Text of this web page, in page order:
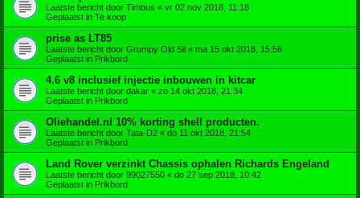
Laatste bericht door Timbus « vr 02 nov 2018, 11:18
Geplaatst in Te koop
prise as LT85
Laatste bericht door Grumpy Old Sil « ma 15 okt 2018, 15:56
Geplaatst in Prikbord
4.6 v8 inclusief injectie inbouwen in kitcar
Laatste bericht door dakar « zo 14 okt 2018, 21:34
Geplaatst in Prikbord
Oliehandel.nl 10% korting shell producten.
Laatste bericht door Tata-D2 « do 11 okt 2018, 21:54
Geplaatst in Prikbord
Land Rover verzinkt Chassis ophalen Richards Engeland
Laatste bericht door 99027550 « do 27 sep 2018, 10:42
Geplaatst in Prikbord